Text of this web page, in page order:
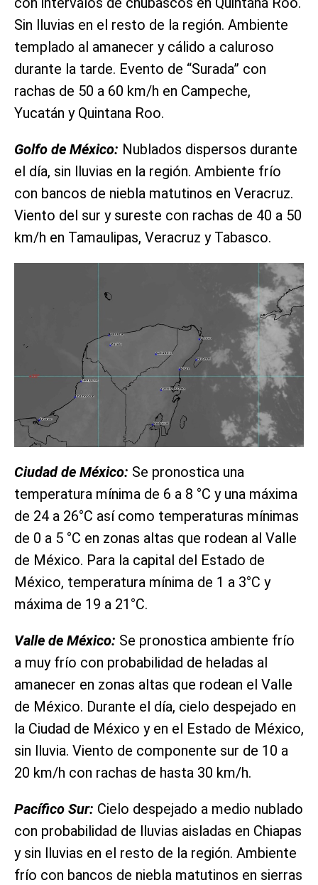
Sin lluvias en el resto de la región. Ambiente
templado al amanecer y cálido a caluroso
durante la tarde. Evento de “Surada” con
rachas de 50 a 60 km/h en Campeche,
Yucatán y Quintana Roo.
Golfo de México: Nublados dispersos durante
el día, sin lluvias en la región. Ambiente frío
con bancos de niebla matutinos en Veracruz.
Viento del sur y sureste con rachas de 40 a 50
km/h en Tamaulipas, Veracruz y Tabasco.
Ciudad de México: Se pronostica una
temperatura mínima de 6 a 8 °C y una máxima
de 24 a 26°C así como temperaturas mínimas
de 0 a 5 °C en zonas altas que rodean al Valle
de México. Para la capital del Estado de
México, temperatura mínima de 1 a 3°C y
máxima de 19 a 21°C.
Valle de México: Se pronostica ambiente frío
a muy frío con probabilidad de heladas al
amanecer en zonas altas que rodean el Valle
de México. Durante el día, cielo despejado en
la Ciudad de México y en el Estado de México,
sin lluvia. Viento de componente sur de 10 a
20 km/h con rachas de hasta 30 km/h.
Pacíﬁco Sur: Cielo despejado a medio nublado
con probabilidad de lluvias aisladas en Chiapas
y sin lluvias en el resto de la región. Ambiente
frío con bancos de niebla matutinos en sierras